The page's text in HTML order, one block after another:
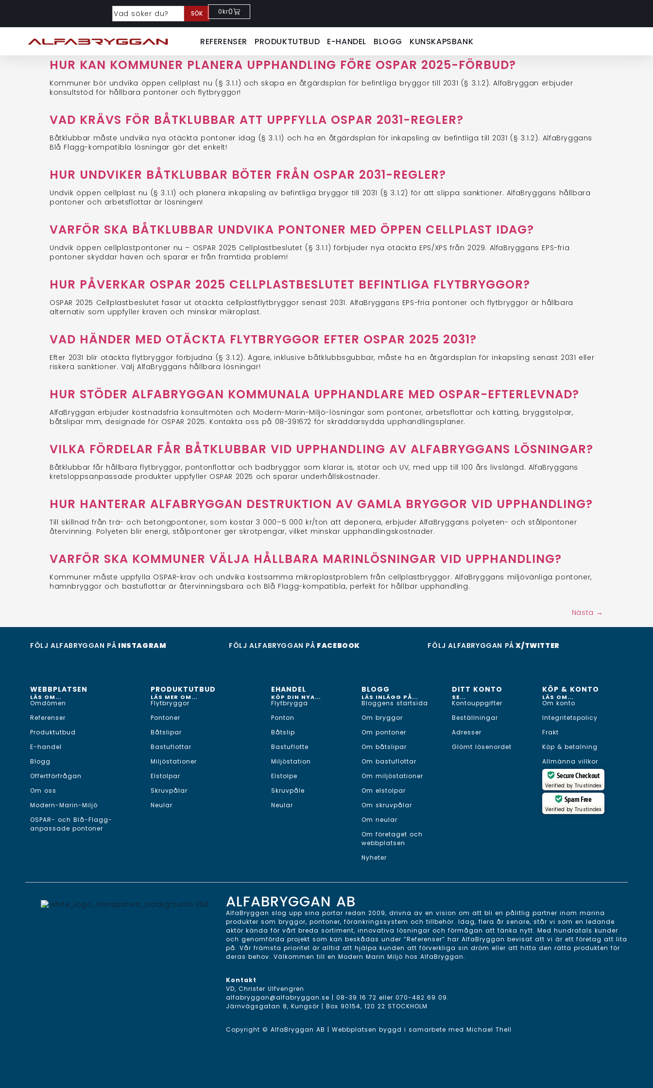
SÖK 0kr0
REFERENSER PRODUKTUTBUD E-HANDEL BLOGG KUNSKAPSBANK
HUR KAN KOMMUNER PLANERA UPPHANDLING FÖRE OSPAR 2025-FÖRBUD?
Kommuner bör undvika öppen cellplast nu (§ 3.1.1) och skapa en åtgärdsplan för befintliga bryggor till 2031 (§ 3.1.2). AlfaBryggan erbjuder
konsultstöd för hållbara pontoner och flytbryggor!
VAD KRÄVS FÖR BÅTKLUBBAR ATT UPPFYLLA OSPAR 2031-REGLER?
Båtklubbar måste undvika nya otäckta pontoner idag (§ 3.1.1) och ha en åtgärdsplan för inkapsling av befintliga till 2031 (§ 3.1.2). AlfaBryggans
Blå Flagg-kompatibla lösningar gör det enkelt!
HUR UNDVIKER BÅTKLUBBAR BÖTER FRÅN OSPAR 2031-REGLER?
Undvik öppen cellplast nu (§ 3.1.1) och planera inkapsling av befintliga bryggor till 2031 (§ 3.1.2) för att slippa sanktioner. AlfaBryggans hållbara
pontoner och arbetsflottar är lösningen!
VARFÖR SKA BÅTKLUBBAR UNDVIKA PONTONER MED ÖPPEN CELLPLAST IDAG?
Undvik öppen cellplastpontoner nu – OSPAR 2025 Cellplastbeslutet (§ 3.1.1) förbjuder nya otäckta EPS/XPS från 2029. AlfaBryggans EPS-fria
pontoner skyddar haven och sparar er från framtida problem!
HUR PÅVERKAR OSPAR 2025 CELLPLASTBESLUTET BEFINTLIGA FLYTBRYGGOR?
OSPAR 2025 Cellplastbeslutet fasar ut otäckta cellplastflytbryggor senast 2031. AlfaBryggans EPS-fria pontoner och flytbryggor är hållbara
alternativ som uppfyller kraven och minskar mikroplast.
VAD HÄNDER MED OTÄCKTA FLYTBRYGGOR EFTER OSPAR 2025 2031?
Efter 2031 blir otäckta flytbryggor förbjudna (§ 3.1.2). Ägare, inklusive båtklubbsgubbar, måste ha en åtgärdsplan för inkapsling senast 2031 eller
riskera sanktioner. Välj AlfaBryggans hållbara lösningar!
HUR STÖDER ALFABRYGGAN KOMMUNALA UPPHANDLARE MED OSPAR-EFTERLEVNAD?
AlfaBryggan erbjuder kostnadsfria konsultmöten och Modern-Marin-Miljö-lösningar som pontoner, arbetsflottar och kätting, bryggstolpar,
båtslipar mm, designade för OSPAR 2025. Kontakta oss på 08-391672 för skräddarsydda upphandlingsplaner.
VILKA FÖRDELAR FÅR BÅTKLUBBAR VID UPPHANDLING AV ALFABRYGGANS LÖSNINGAR?
Båtklubbar får hållbara flytbryggor, pontonflottar och badbryggor som klarar is, stötar och UV, med upp till 100 års livslängd. AlfaBryggans
kretsloppsanpassade produkter uppfyller OSPAR 2025 och sparar underhållskostnader.
HUR HANTERAR ALFABRYGGAN DESTRUKTION AV GAMLA BRYGGOR VID UPPHANDLING?
Till skillnad från trä- och betongpontoner, som kostar 3 000–5 000 kr/ton att deponera, erbjuder AlfaBryggans polyeten- och stålpontoner
återvinning. Polyeten blir energi, stålpontoner ger skrotpengar, vilket minskar upphandlingskostnader.
VARFÖR SKA KOMMUNER VÄLJA HÅLLBARA MARINLÖSNINGAR VID UPPHANDLING?
Kommuner måste uppfylla OSPAR-krav och undvika kostsamma mikroplastproblem från cellplastbryggor. AlfaBryggans miljövänliga pontoner,
hamnbryggor och bastuflottar är återvinningsbara och Blå Flagg-kompatibla, perfekt för hållbar upphandling.
Nästa →
FÖLJ ALFABRYGGAN PÅ INSTAGRAM FÖLJ ALFABRYGGAN PÅ FACEBOOK FÖLJ ALFABRYGGAN PÅ X/TWITTER
WEBBPLATSEN
LÄS OM...
Omdömen
Referenser
Produktutbud
E-handel
Blogg
Offertförfrågan
Om oss
Modern-Marin-Miljö
OSPAR- och Blå-Flagg-
anpassade pontoner
PRODUKTUTBUD
LÄS MER OM...
Flytbryggor
Pontoner
Båtslipar
Bastuflottar
Miljöstationer
Elstolpar
Skruvpålar
Neular
EHANDEL
KÖP DIN NYA...
Flytbrygga
Ponton
Båtslip
Bastuflotte
Miljöstation
Elstolpe
Skruvpåle
Neular
BLOGG
LÄS INLÄGG PÅ...
Bloggens startsida
Om bryggor
Om pontoner
Om båtslipar
Om bastuflottar
Om miljöstationer
Om elstolpar
Om skruvpålar
Om neular
Om företaget och
webbplatsen
Nyheter
DITT KONTO
SE...
Kontouppgifter
Beställningar
Adresser
Glömt lösenordet
KÖP & KONTO
LÄS OM...
Om konto
Integritetspolicy
Frakt
Köp & betalning
Allmänna villkor
Secure Checkout
Verified byTrustindex
Spam Free
Verified byTrustindex
ALFABRYGGAN AB
AlfaBryggan slog upp sina portar redan 2009, drivna av en vision om att bli en pålitlig partner inom marina
produkter som bryggor, pontoner, förankringssystem och tillbehör. Idag, flera år senare, står vi som en ledande
aktör kända för vårt breda sortiment, innovativa lösningar och förmågan att tänka nytt. Med hundratals kunder
och genomförda projekt som kan beskådas under ”Referenser” har AlfaBryggan bevisat att vi är ett företag att lita
på. Vår främsta prioritet är alltid att hjälpa kunden att förverkliga sin dröm eller att hitta den rätta produkten för
deras behov. Välkommen till en Modern Marin Miljö hos AlfaBryggan.
Kontakt
VD, Christer Ulfvengren
alfabryggan@alfabryggan.se |08-39 16 72 eller070-482 69 09.
Järnvägsgatan 8, Kungsör | Box 90154, 120 22 STOCKHOLM
Copyright © AlfaBryggan AB | Webbplatsen byggd i samarbete medMichael Thell